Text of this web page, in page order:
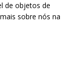
de objetos de
sobre nós na